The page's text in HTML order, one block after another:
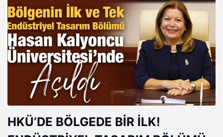
HKÜ’DE BÖLGEDE BİR İLK!